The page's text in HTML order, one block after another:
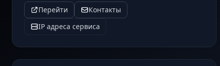
Перейти
Контакты
IP адреса сервиса